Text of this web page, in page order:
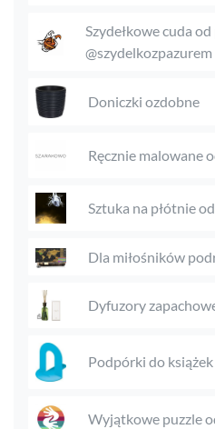
Szydełkowe cuda
@szydelkozpazurem
Doniczki ozdobne
Ręcznie malowane
Sztuka na płótnie
Dla miłośników
Dyfuzory
Podpórki do książek
Wyjątkowe puzzle